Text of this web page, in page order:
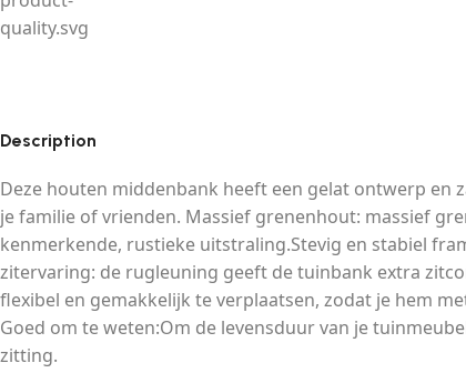
Description
Deze houten middenbank heeft een gelat ontwerp en
je familie of vrienden. Massief grenenhout: massief
kenmerkende, rustieke uitstraling.Stevig en stabiel
zitervaring: de rugleuning geeft de tuinbank extra
flexibel en gemakkelijk te verplaatsen, zodat je hem
Goed om te weten:Om de levensduur van je
zitting.